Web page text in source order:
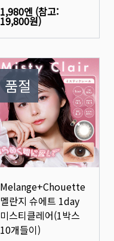
1,980엔 (참고:
19,800원)
품절
Melange+Chouette
멜란지 슈에트 1day
미스티클레어(1박스
10개들이)